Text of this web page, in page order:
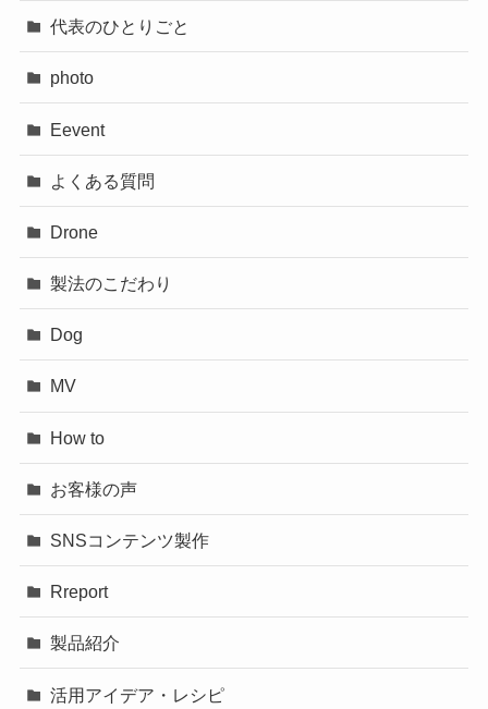
代表のひとりごと
photo
Eevent
よくある質問
Drone
製法のこだわり
Dog
MV
How to
お客様の声
SNSコンテンツ製作
Rreport
製品紹介
活用アイデア・レシピ